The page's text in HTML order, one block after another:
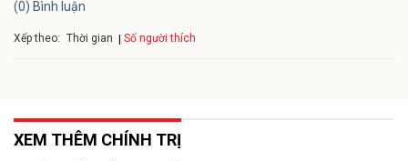
(0) Bình luận
Xếp theo: Thời gian Số người thích
XEM THÊM CHÍNH TRỊ